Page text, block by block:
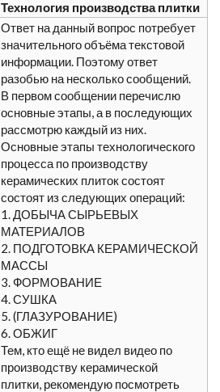
Технология производства плитки
Ответ на данный вопрос потребует
значительного объёма текстовой
информации. Поэтому ответ
разобью на несколько сообщений.
В первом сообщении перечислю
основные этапы, а в последующих
рассмотрю каждый из них.
Основные этапы технологического
процесса по производству
керамических плиток состоят
состоят из следующих операций:
1. ДОБЫЧА СЫРЬЕВЫХ
МАТЕРИАЛОВ
2. ПОДГОТОВКА КЕРАМИЧЕСКОЙ
МАССЫ
3. ФОРМОВАНИЕ
4. СУШКА
5. (ГЛАЗУРОВАНИЕ)
6. ОБЖИГ
Тем, кто ещё не видел видео по
производству керамической
плитки, рекомендую посмотреть